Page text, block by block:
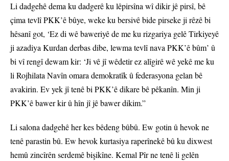
Li dadgehê dema ku dadgerê ku lêpirsîna wî dikir jê pirsî, bê
çima tevlî PKK’ê bûye, weke ku bersivê bide pirseke ji rêzê bi
hêsanî got, ‘Ez di wê baweriyê de me ku rizgariya gelê Tirkiyeyê
ji azadiya Kurdan derbas dibe, lewma tevlî nava PKK’ê bûm’ û
bi vî rengî dewam kir: ‘Ji vê jî wêdetir ez alîgirê wê yekê me ku
li Rojhilata Navîn omara demokratîk û federasyona gelan bê
avakirin. Ev yek jî tenê bi PKK’ê dikare bê pêkanîn. Min ji
PKK’ê bawer kir û hîn jî jê bawer dikim.”
Li salona dadgehê her kes bêdeng bûbû. Ew gotin û hevok ne
tenê parastin bû. Ew hevok kurtasiya raperînekê bû ku dixwest
hemû zincîrên serdemê bişikîne. Kemal Pîr ne tenê li gelên